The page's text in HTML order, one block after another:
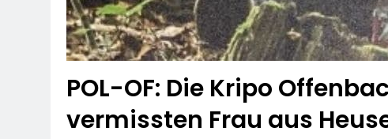
POL-OF: Die Kripo
vermissten Frau aus